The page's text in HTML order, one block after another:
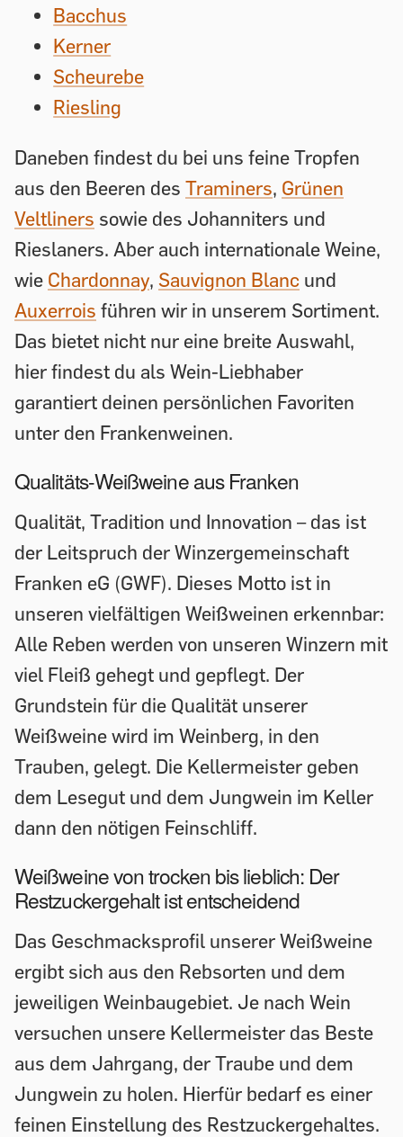
Bacchus
Kerner
Scheurebe
Riesling
Daneben findest du bei uns feine Tropfen
aus den Beeren des Traminers, Grünen
Veltliners sowie des Johanniters und
Rieslaners. Aber auch internationale Weine,
wie Chardonnay, Sauvignon Blanc und
Auxerrois führen wir in unserem Sortiment.
Das bietet nicht nur eine breite Auswahl,
hier findest du als Wein-Liebhaber
garantiert deinen persönlichen Favoriten
unter den Frankenweinen.
Qualitäts-Weißweine aus Franken
Qualität, Tradition und Innovation – das ist
der Leitspruch der Winzergemeinschaft
Franken eG (GWF). Dieses Motto ist in
unseren vielfältigen Weißweinen erkennbar:
Alle Reben werden von unseren Winzern mit
viel Fleiß gehegt und gepflegt. Der
Grundstein für die Qualität unserer
Weißweine wird im Weinberg, in den
Trauben, gelegt. Die Kellermeister geben
dem Lesegut und dem Jungwein im Keller
dann den nötigen Feinschliff.
Weißweine von trocken bis lieblich: Der
Restzuckergehalt ist entscheidend
Das Geschmacksprofil unserer Weißweine
ergibt sich aus den Rebsorten und dem
jeweiligen Weinbaugebiet. Je nach Wein
versuchen unsere Kellermeister das Beste
aus dem Jahrgang, der Traube und dem
Jungwein zu holen. Hierfür bedarf es einer
feinen Einstellung des Restzuckergehaltes.